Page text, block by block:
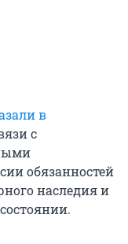
в
с
обязанностей
наследия и